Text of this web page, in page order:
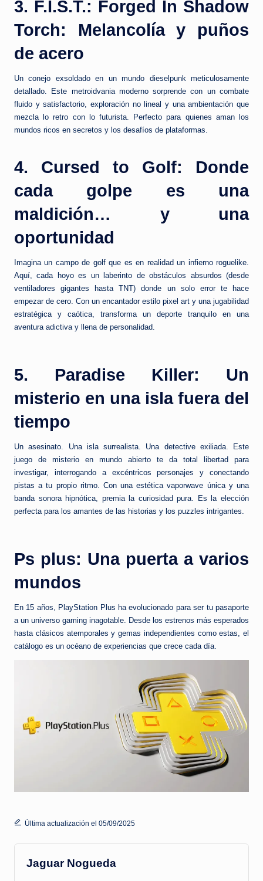
3. F.I.S.T.: Forged In Shadow
Torch: Melancolía y puños
de acero
Un conejo exsoldado en un mundo dieselpunk meticulosamente
detallado. Este metroidvania moderno sorprende con un combate
fluido y satisfactorio, exploración no lineal y una ambientación que
mezcla lo retro con lo futurista. Perfecto para quienes aman los
mundos ricos en secretos y los desafíos de plataformas.
4. Cursed to Golf: Donde
cada golpe es una
maldición… y una
oportunidad
Imagina un campo de golf que es en realidad un infierno roguelike.
Aquí, cada hoyo es un laberinto de obstáculos absurdos (desde
ventiladores gigantes hasta TNT) donde un solo error te hace
empezar de cero. Con un encantador estilo pixel art y una jugabilidad
estratégica y caótica, transforma un deporte tranquilo en una
aventura adictiva y llena de personalidad.
5. Paradise Killer: Un
misterio en una isla fuera del
tiempo
Un asesinato. Una isla surrealista. Una detective exiliada. Este
juego de misterio en mundo abierto te da total libertad para
investigar, interrogando a excéntricos personajes y conectando
pistas a tu propio ritmo. Con una estética vaporwave única y una
banda sonora hipnótica, premia la curiosidad pura. Es la elección
perfecta para los amantes de las historias y los puzzles intrigantes.
Ps plus: Una puerta a varios
mundos
En 15 años, PlayStation Plus ha evolucionado para ser tu pasaporte
a un universo gaming inagotable. Desde los estrenos más esperados
hasta clásicos atemporales y gemas independientes como estas, el
catálogo es un océano de experiencias que crece cada día.
Última actualización el 05/09/2025
Jaguar Nogueda